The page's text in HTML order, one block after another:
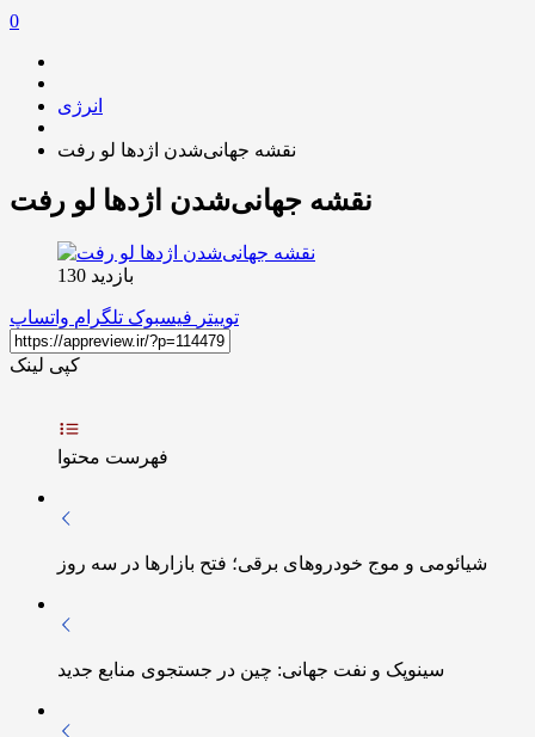
0
انرژی
نقشه جهانی‌شدن اژدها لو رفت
نقشه جهانی‌شدن اژدها لو رفت
بازدید 130
توییتر فیسبوک تلگرام واتساپ
کپی لینک
فهرست محتوا
شیائومی و موج خودروهای برقی؛ فتح بازارها در سه روز
سینوپک و نفت جهانی: چین در جستجوی منابع جدید